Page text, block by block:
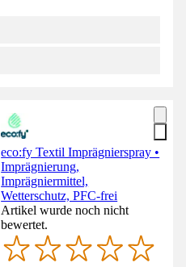
eco:fy Textil Imprägnierspray •
Imprägnierung,
Imprägniermittel,
Wetterschutz, PFC-frei
Artikel wurde noch nicht
bewertet.